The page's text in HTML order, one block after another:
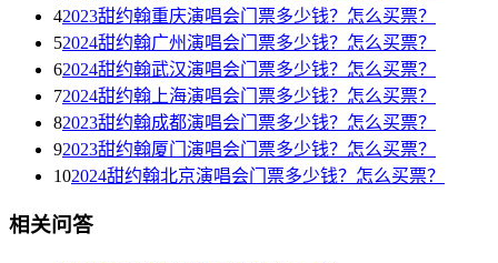
42023甜约翰重庆演唱会门票多少钱？怎么买票？
52024甜约翰广州演唱会门票多少钱？怎么买票？
62024甜约翰武汉演唱会门票多少钱？怎么买票？
72024甜约翰上海演唱会门票多少钱？怎么买票？
82023甜约翰成都演唱会门票多少钱？怎么买票？
92023甜约翰厦门演唱会门票多少钱？怎么买票？
102024甜约翰北京演唱会门票多少钱？怎么买票？
相关问答